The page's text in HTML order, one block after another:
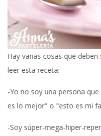
Hay varias cosas que
leer esta receta:
-Yo no soy una persona
es lo mejor" o "esto es mi
-Soy súper-mega-hiper-